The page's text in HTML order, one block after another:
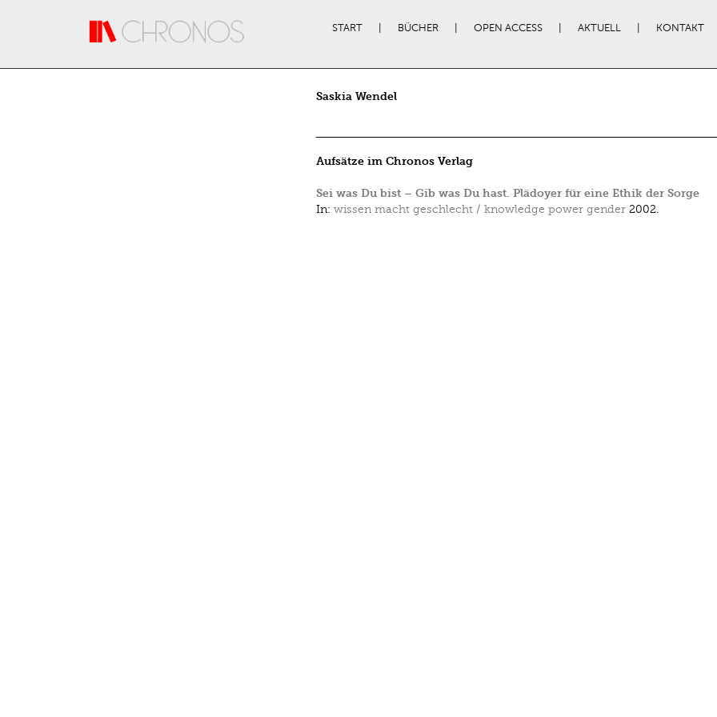
START BÜCHER OPEN ACCESS AKTUELL KONTAKT
Saskia Wendel
Aufsätze im Chronos Verlag
Sei was Du bist – Gib was Du hast. Plädoyer für eine Ethik der Sorge
In: wissen macht geschlecht / knowledge power gender 2002.